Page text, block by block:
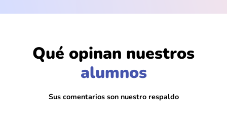
Qué opinan nuestros
alumnos
Sus comentarios son nuestro respaldo
@Luis_Andrade
No pensé que la IA podía usarse para
tantas cosas. Con una sola clase ya me